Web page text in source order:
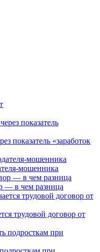
показатель «заработок
мошенника
— в чем разница
трудовой договор от